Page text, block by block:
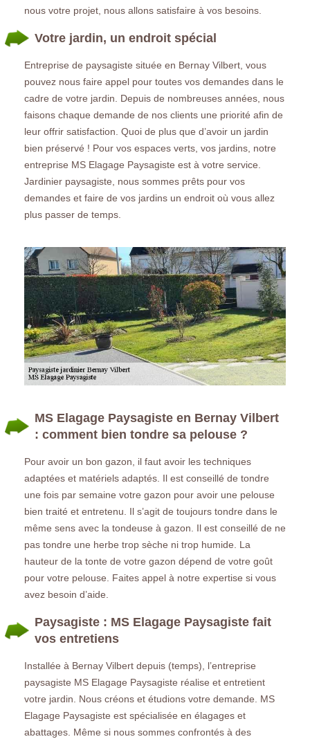
nous votre projet, nous allons satisfaire à vos besoins.
Votre jardin, un endroit spécial
Entreprise de paysagiste située en Bernay Vilbert, vous
pouvez nous faire appel pour toutes vos demandes dans le
cadre de votre jardin. Depuis de nombreuses années, nous
faisons chaque demande de nos clients une priorité afin de
leur offrir satisfaction. Quoi de plus que d’avoir un jardin
bien préservé ! Pour vos espaces verts, vos jardins, notre
entreprise MS Elagage Paysagiste est à votre service.
Jardinier paysagiste, nous sommes prêts pour vos
demandes et faire de vos jardins un endroit où vous allez
plus passer de temps.
MS Elagage Paysagiste en Bernay Vilbert
: comment bien tondre sa pelouse ?
Pour avoir un bon gazon, il faut avoir les techniques
adaptées et matériels adaptés. Il est conseillé de tondre
une fois par semaine votre gazon pour avoir une pelouse
bien traité et entretenu. Il s’agit de toujours tondre dans le
même sens avec la tondeuse à gazon. Il est conseillé de ne
pas tondre une herbe trop sèche ni trop humide. La
hauteur de la tonte de votre gazon dépend de votre goût
pour votre pelouse. Faites appel à notre expertise si vous
avez besoin d’aide.
Paysagiste : MS Elagage Paysagiste fait
vos entretiens
Installée à Bernay Vilbert depuis (temps), l’entreprise
paysagiste MS Elagage Paysagiste réalise et entretient
votre jardin. Nous créons et étudions votre demande. MS
Elagage Paysagiste est spécialisée en élagages et
abattages. Même si nous sommes confrontés à des